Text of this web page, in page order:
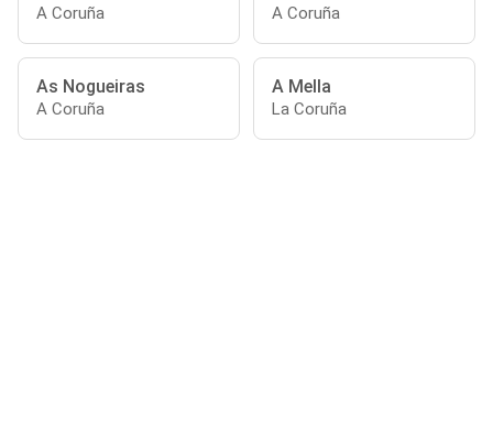
A Coruña A Coruña
As Nogueiras
A Coruña
A Mella
La Coruña